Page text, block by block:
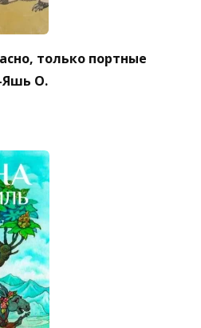
только портные
Яшь О.